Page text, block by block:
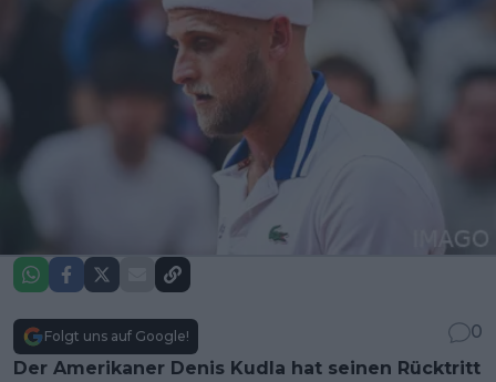
Folgt uns auf Google!
0
Der Amerikaner Denis Kudla hat seinen Rücktritt